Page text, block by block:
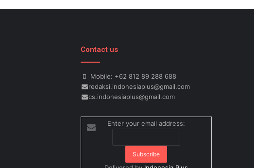
Contact us
Mobile: +62 812 89 288 688
redaksi.indonesiaplus@gmail.com
cs.indonesiaplus@gmail.com
Enter your email address: